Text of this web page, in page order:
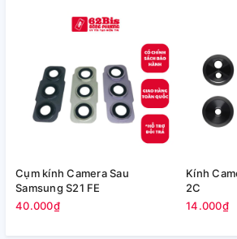
Cụm kính Camera Sau
Samsung S21 FE
40.000₫
Kính
2C
14.000₫